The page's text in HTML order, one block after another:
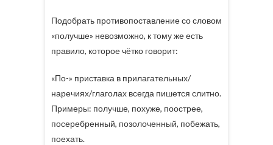
Подобрать противопоставление со словом
«получше» невозможно, к тому же есть
правило, которое чётко говорит:
«По-» приставка в прилагательных/
наречиях/глаголах всегда пишется слитно.
Примеры: получше, похуже, поострее,
посеребренный, позолоченный, побежать,
поехать.